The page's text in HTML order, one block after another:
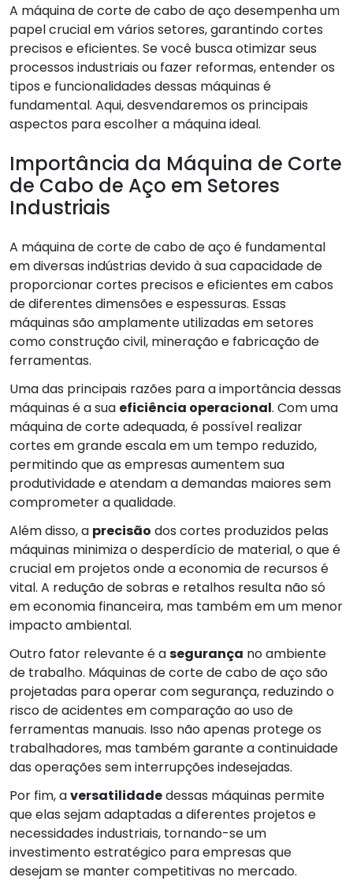
A máquina de corte de cabo de aço desempenha um
papel crucial em vários setores, garantindo cortes
precisos e eficientes. Se você busca otimizar seus
processos industriais ou fazer reformas, entender os
tipos e funcionalidades dessas máquinas é
fundamental. Aqui, desvendaremos os principais
aspectos para escolher a máquina ideal.
Importância da Máquina de Corte
de Cabo de Aço em Setores
Industriais
A máquina de corte de cabo de aço é fundamental
em diversas indústrias devido à sua capacidade de
proporcionar cortes precisos e eficientes em cabos
de diferentes dimensões e espessuras. Essas
máquinas são amplamente utilizadas em setores
como construção civil, mineração e fabricação de
ferramentas.
Uma das principais razões para a importância dessas
máquinas é a sua eficiência operacional. Com uma
máquina de corte adequada, é possível realizar
cortes em grande escala em um tempo reduzido,
permitindo que as empresas aumentem sua
produtividade e atendam a demandas maiores sem
comprometer a qualidade.
Além disso, a precisão dos cortes produzidos pelas
máquinas minimiza o desperdício de material, o que é
crucial em projetos onde a economia de recursos é
vital. A redução de sobras e retalhos resulta não só
em economia financeira, mas também em um menor
impacto ambiental.
Outro fator relevante é asegurança no ambiente
de trabalho. Máquinas de corte de cabo de aço são
projetadas para operar com segurança, reduzindo o
risco de acidentes em comparação ao uso de
ferramentas manuais. Isso não apenas protege os
trabalhadores, mas também garante a continuidade
das operações sem interrupções indesejadas.
Por fim, aversatilidadedessas máquinas permite
que elas sejam adaptadas a diferentes projetos e
necessidades industriais, tornando-se um
investimento estratégico para empresas que
desejam se manter competitivas no mercado.